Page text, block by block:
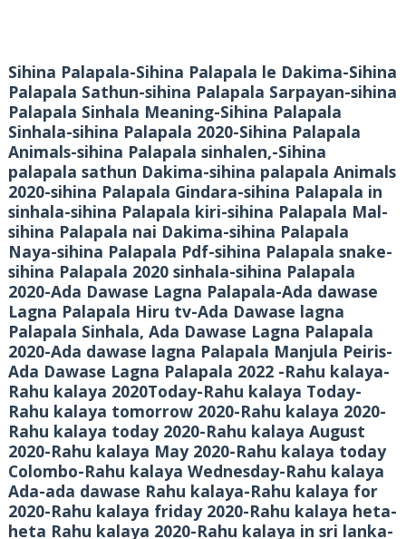
Sihina Palapala-Sihina Palapala le Dakima-Sihina
Palapala Sathun-sihina Palapala Sarpayan-sihina
Palapala Sinhala Meaning-Sihina Palapala
Sinhala-sihina Palapala 2020-Sihina Palapala
Animals-sihina Palapala sinhalen,-Sihina
palapala sathun Dakima-sihina palapala Animals
2020-sihina Palapala Gindara-sihina Palapala in
sinhala-sihina Palapala kiri-sihina Palapala Mal-
sihina Palapala nai Dakima-sihina Palapala
Naya-sihina Palapala Pdf-sihina Palapala snake-
sihina Palapala 2020 sinhala-sihina Palapala
2020-Ada Dawase Lagna Palapala-Ada dawase
Lagna Palapala Hiru tv-Ada Dawase lagna
Palapala Sinhala, Ada Dawase Lagna Palapala
2020-Ada dawase lagna Palapala Manjula Peiris-
Ada Dawase Lagna Palapala 2022 -Rahu kalaya-
Rahu kalaya 2020Today-Rahu kalaya Today-
Rahu kalaya tomorrow 2020-Rahu kalaya 2020-
Rahu kalaya today 2020-Rahu kalaya August
2020-Rahu kalaya May 2020-Rahu kalaya today
Colombo-Rahu kalaya Wednesday-Rahu kalaya
Ada-ada dawase Rahu kalaya-Rahu kalaya for
2020-Rahu kalaya friday 2020-Rahu kalaya heta-
heta Rahu kalaya 2020-Rahu kalaya in sri lanka-